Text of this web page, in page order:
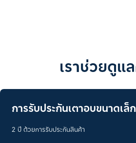
เราช่วยดู
การรับประกันเตาอบขนาดเล็ก
2 ปี ด้วยการรับประกันสินค้า